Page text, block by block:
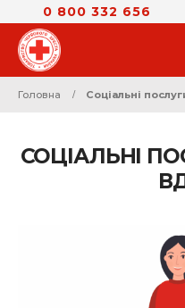
0 800 332 656
Головна Соціальні
СОЦІАЛЬНІ